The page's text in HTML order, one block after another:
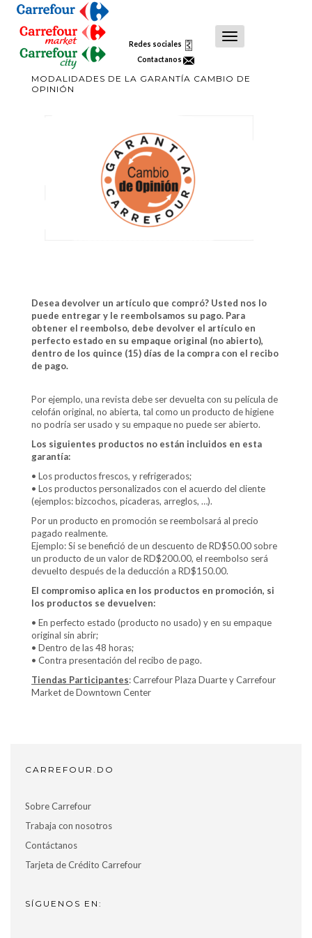
Redes sociales
Contactanos
Toggle
MODALIDADES DE LA GARANTÍA CAMBIO DE
OPINIÓN
Desea devolver un artículo que compró? Usted nos lo
puede entregar y le reembolsamos su pago. Para
obtener el reembolso, debe devolver el artículo en
perfecto estado en su empaque original (no abierto),
dentro de los quince (15) días de la compra con el recibo
de pago.
Por ejemplo, una revista debe ser devuelta con su película de
celofán original, no abierta, tal como un producto de higiene
no podría ser usado y su empaque no puede ser abierto.
Los siguientes productos no están incluidos en esta
garantía:
• Los productos frescos, y refrigerados;
• Los productos personalizados con el acuerdo del cliente
(ejemplos: bizcochos, picaderas, arreglos, …).
Por un producto en promoción se reembolsará al precio
pagado realmente.
Ejemplo: Si se benefició de un descuento de RD$50.00 sobre
un producto de un valor de RD$200.00, el reembolso será
devuelto después de la deducción a RD$150.00.
El compromiso aplica en los productos en promoción, si
los productos se devuelven:
• En perfecto estado (producto no usado) y en su empaque
original sin abrir;
• Dentro de las 48 horas;
• Contra presentación del recibo de pago.
Tiendas Participantes: Carrefour Plaza Duarte y Carrefour
Market de Downtown Center
CARREFOUR.DO
Sobre Carrefour
Trabaja con nosotros
Contáctanos
Tarjeta de Crédito Carrefour
SÍGUENOS EN: